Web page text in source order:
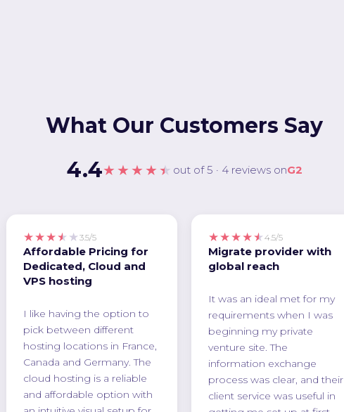
What Our Customers Say
4.4★★★★★ out of 5 · 4 reviews onG2
★★★★★ 3.5/5
Affordable Pricing for
Dedicated, Cloud and
VPS hosting
I like having the option to
pick between different
hosting locations in France,
Canada and Germany. The
cloud hosting is a reliable
and affordable option with
★★★★★ 4.5/5
Migrate provider with
global reach
It was an ideal met for my
requirements when I was
beginning my private
venture site. The
information exchange
process was clear, and their
client service was useful in